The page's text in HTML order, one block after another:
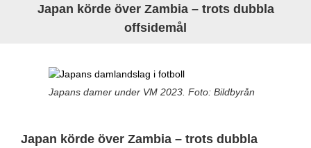
Japan körde över Zambia – trots dubbla
offsidemål
Japans damer under VM 2023. Foto: Bildbyrån
Japan körde över Zambia – trots dubbla